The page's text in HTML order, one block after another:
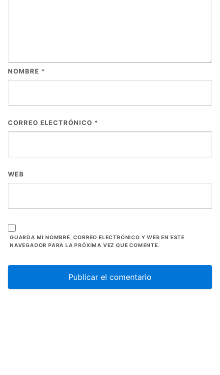
NOMBRE *
CORREO ELECTRÓNICO *
WEB
GUARDA MI NOMBRE, CORREO ELECTRÓNICO Y WEB EN ESTE
NAVEGADOR PARA LA PRÓXIMA VEZ QUE COMENTE.